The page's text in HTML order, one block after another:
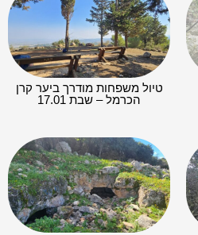
טיול משפחות מודרך ביער קרן
הכרמל – שבת 17.01